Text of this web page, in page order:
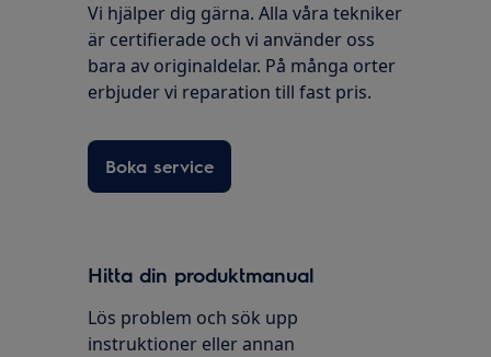
Vi hjälper dig gärna. Alla våra tekniker
är certifierade och vi använder oss
bara av originaldelar. På många orter
erbjuder vi reparation till fast pris.
Boka service
Hitta din produktmanual
Lös problem och sök upp
instruktioner eller annan